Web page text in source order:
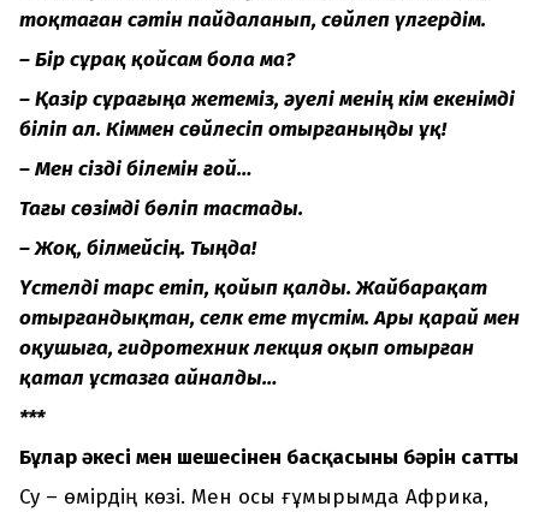
тоқтаған сәтін пайдаланып, сөйлеп үлгердім.
– Бір сұрақ қойсам бола ма?
– Қазір сұрағыңа жетеміз, әуелі менің кім екенімді
біліп ал. Кіммен сөйлесіп отырғаныңды ұқ!
– Мен сізді білемін ғой…
Тағы сөзімді бөліп тастады.
– Жоқ, білмейсің. Тыңда!
Үстелді тарс етіп, қойып қалды. Жайбарақат
отырғандықтан, селк ете түстім. Ары қарай мен
оқушыға, гидротехник лекция оқып отырған
қатал ұстазға айналды…
***
Бұлар әкесі мен шешесінен басқасының бәрін сатты
Су – өмірдің көзі. Мен осы ғұмырымда Африка,